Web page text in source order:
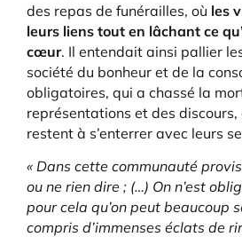
des repas de funérailles, où les
leurs liens tout en lâchant ce
cœur. Il entendait ainsi pallier
société du bonheur et de la
obligatoires, qui a chassé la
représentations et des
restent à s’enterrer avec leurs
« Dans cette communauté
ou ne rien dire ; (…) On n’est
pour cela qu’on peut beaucoup
compris d’immenses éclats de